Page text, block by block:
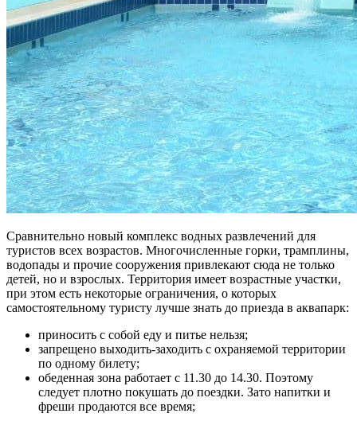
Сравнительно новый комплекс водных развлечений для
туристов всех возрастов. Многочисленные горки, трамплины,
водопады и прочие сооружения привлекают сюда не только
детей, но и взрослых. Территория имеет возрастные участки,
при этом есть некоторые ограничения, о которых
самостоятельному туристу лучше знать до приезда в аквапарк:
приносить с собой еду и питье нельзя;
запрещено выходить-заходить с охраняемой территории
по одному билету;
обеденная зона работает с 11.30 до 14.30. Поэтому
следует плотно покушать до поездки. Зато напитки и
фреши продаются все время;